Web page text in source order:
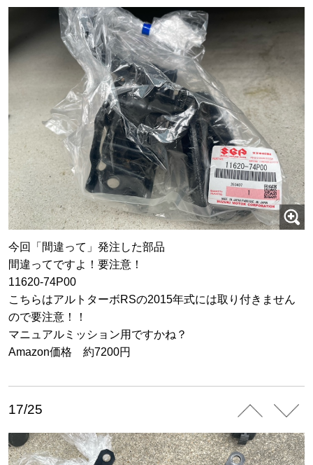
今回「間違って」発注した部品
間違ってですよ！要注意！
11620-74P00
こちらはアルトターボRSの2015年式には取り付きません
ので要注意！！
マニュアルミッション用ですかね？
Amazon価格 約7200円
17/25